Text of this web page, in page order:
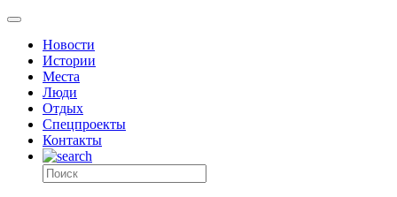
Новости
Истории
Места
Люди
Отдых
Спецпроекты
Контакты